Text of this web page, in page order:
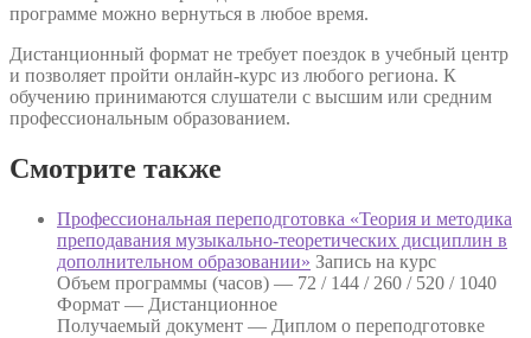
программе можно вернуться в любое время.
Дистанционный формат не требует поездок в учебный центр
и позволяет пройти онлайн-курс из любого региона. К
обучению принимаются слушатели с высшим или средним
профессиональным образованием.
Смотрите также
Профессиональная переподготовка «Теория и методика
преподавания музыкально-теоретических дисциплин в
дополнительном образовании» Запись на курс
Объем программы (часов) — 72 / 144 / 260 / 520 / 1040
Формат — Дистанционное
Получаемый документ — Диплом о переподготовке